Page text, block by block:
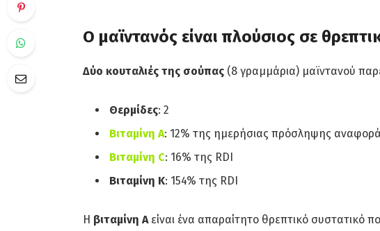
Ο μαϊντανός είναι πλούσιος σε
Δύο κουταλιές της σούπας(8 γραμμάρια) μαϊντανού
Θερμίδες: 2
Βιταμίνη Α: 12% της ημερήσιας πρόσληψης
Βιταμίνη C: 16% της RDI
Βιταμίνη Κ: 154% της RDI
Η βιταμίνη Αείναι ένα απαραίτητο θρεπτικό συστατικό